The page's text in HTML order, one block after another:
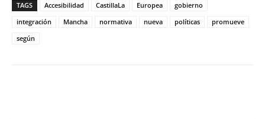
TAGS Accesibilidad CastillaLa Europea
gobierno
integración
Mancha normativa nueva políticas
promueve
según